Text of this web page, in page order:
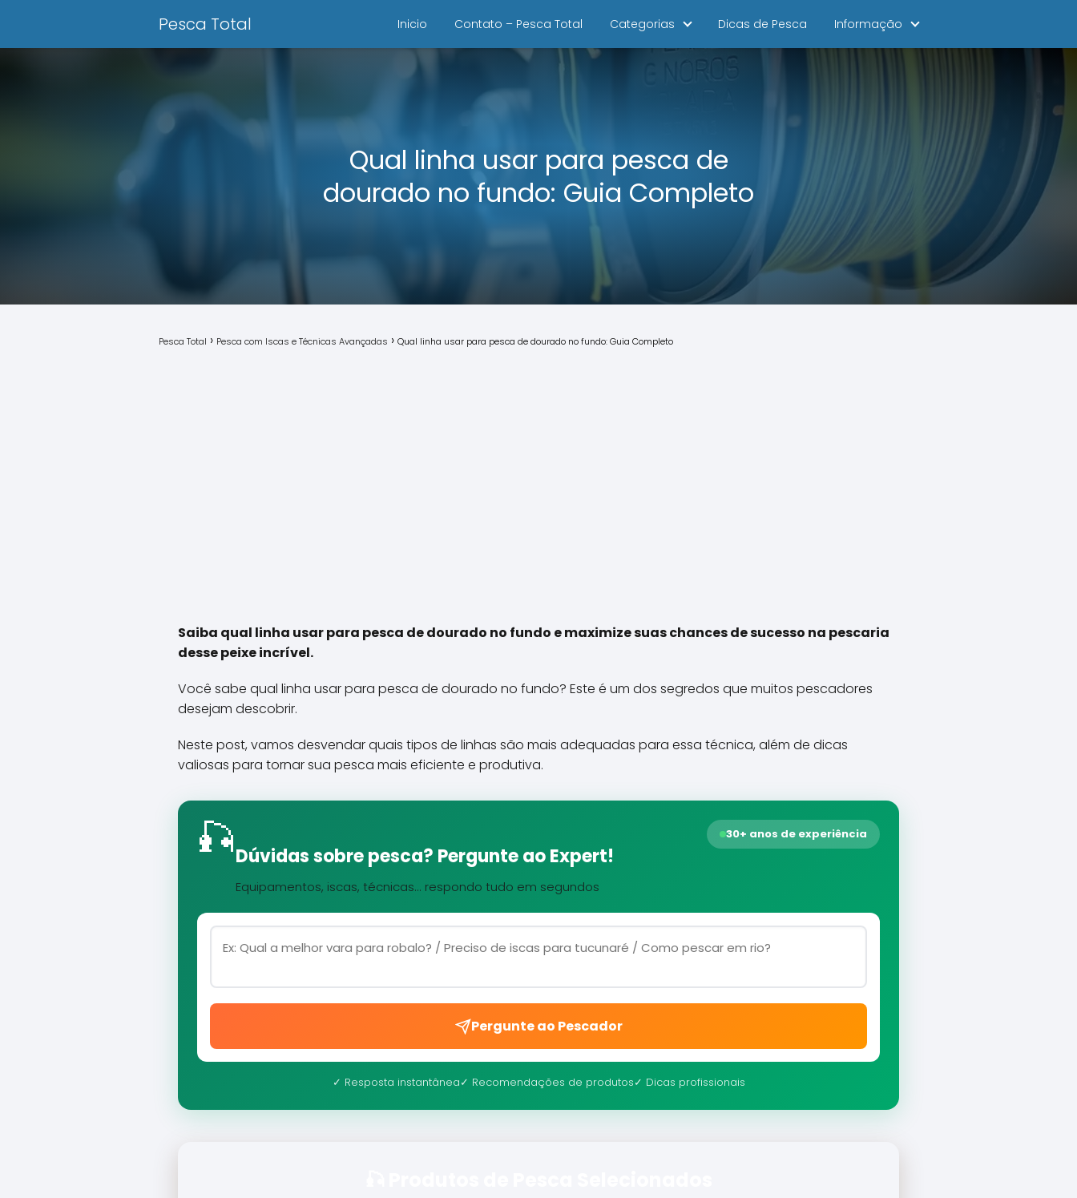
Pesca Total Inicio Contato – Pesca Total Categorias Dicas de Pesca Informação
Qual linha usar para pesca de
dourado no fundo: Guia Completo
Pesca Total Pesca com Iscas e Técnicas Avançadas Qual linha usar para pesca de dourado no fundo: Guia Completo
Saiba qual linha usar para pesca de dourado no fundo e maximize suas chances de sucesso na pescaria
desse peixe incrível.
Você sabe qual linha usar para pesca de dourado no fundo? Este é um dos segredos que muitos pescadores
desejam descobrir.
Neste post, vamos desvendar quais tipos de linhas são mais adequadas para essa técnica, além de dicas
valiosas para tornar sua pesca mais eficiente e produtiva.
🎣Dúvidas sobre pesca? Pergunte ao Expert!
Equipamentos, iscas, técnicas... respondo tudo em segundos
30+ anos de experiência
Pergunte ao Pescador
✓ Resposta instantânea✓ Recomendações de produtos✓ Dicas profissionais